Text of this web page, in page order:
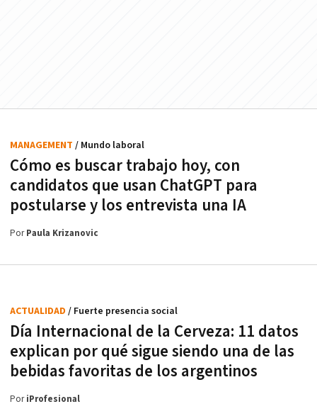
Cómo es buscar trabajo hoy, con
candidatos que usan ChatGPT para
postularse y los entrevista una IA
MANAGEMENT / Mundo laboral
PorPaula Krizanovic
Día Internacional de la Cerveza: 11 datos
explican por qué sigue siendo una de las
bebidas favoritas de los argentinos
ACTUALIDAD / Fuerte presencia social
PoriProfesional